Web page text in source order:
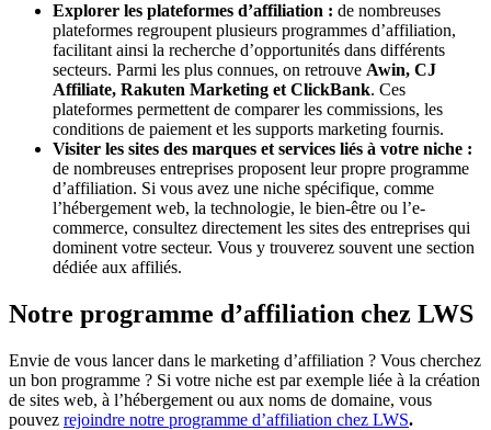
Explorer les plateformes d’affiliation : de nombreuses
plateformes regroupent plusieurs programmes d’affiliation,
facilitant ainsi la recherche d’opportunités dans différents
secteurs. Parmi les plus connues, on retrouve Awin, CJ
Affiliate, Rakuten Marketing et ClickBank. Ces
plateformes permettent de comparer les commissions, les
conditions de paiement et les supports marketing fournis.
Visiter les sites des marques et services liés à votre niche :
de nombreuses entreprises proposent leur propre programme
d’affiliation. Si vous avez une niche spécifique, comme
l’hébergement web, la technologie, le bien-être ou l’e-
commerce, consultez directement les sites des entreprises qui
dominent votre secteur. Vous y trouverez souvent une section
dédiée aux affiliés.
Notre programme d’affiliation chez LWS
Envie de vous lancer dans le marketing d’affiliation ? Vous cherchez
un bon programme ? Si votre niche est par exemple liée à la création
de sites web, à l’hébergement ou aux noms de domaine, vous
pouvez rejoindre notre programme d’affiliation chez LWS.